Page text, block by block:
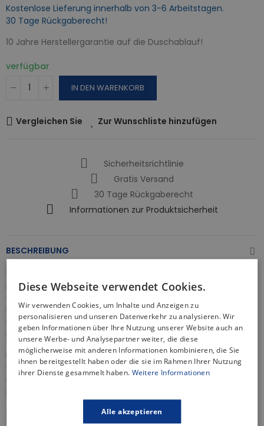
Kostenlose Lieferung innerhalb von 3-6 Arbeitstagen.
30 Tage Rückgaberecht!
10 Jahre Herstellergarantie auf die Duschablauf!
verfügbar
IN DEN WARENKORB
Vergleichen Sie Zur Wunschliste hinzufügen
Sicherheitsrichtlinie
Gratis Versand
30 Tage Rückgaberecht
Informationen zur Produktsicherheit
BESCHREIBUNG
perfekte Kombination aus Funktionalität und Design. Er ist
Langlebigkeit und Eleganz. Er leitet das Wasser effektiv ab
und beseitigt Verstopfungen und unangenehme Gerüche.
Die Nutzung des Abflusses ist angenehm und mühelos.
Einfache Montage und Anpassung an Ihre Bedürfnisse. Alles,
was Sie für die Installation des Ablaufs benötigen, ist im
Lieferumfang enthalten.
Produkteigenschaften des Duchablaufs:
Diese Webseite verwendet Cookies.
Wir verwenden Cookies, um Inhalte und Anzeigen zu
personalisieren und unseren Datenverkehr zu analysieren. Wir
geben Informationen über Ihre Nutzung unserer Website auch an
unsere Werbe- und Analysepartner weiter, die diese
möglicherweise mit anderen Informationen kombinieren, die Sie
ihnen bereitgestellt haben oder die sie im Rahmen Ihrer Nutzung
ihrer Dienste gesammelt haben. Weitere Informationen
Alle akzeptieren